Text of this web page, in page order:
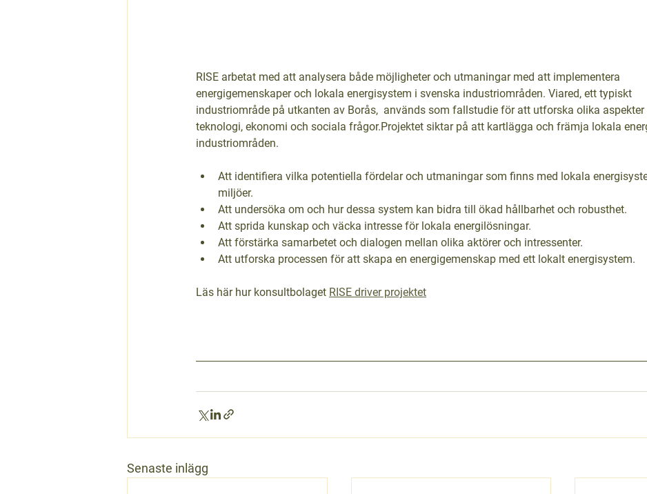
RISE arbetat med att analysera både möjligheter och utmaningar med att implementera
energigemenskaper och lokala energisystem i svenska industriområden. Viared, ett typiskt
industriområde på utkanten av Borås,  används som fallstudie för att utforska olika aspekter
teknologi, ekonomi och sociala frågor.Projektet siktar på att kartlägga och främja lokala
industriområden.
Att identifiera vilka potentiella fördelar och utmaningar som finns med lokala
miljöer.
Att undersöka om och hur dessa system kan bidra till ökad hållbarhet och robusthet.
Att sprida kunskap och väcka intresse för lokala energilösningar.
Att förstärka samarbetet och dialogen mellan olika aktörer och intressenter.
Att utforska processen för att skapa en energigemenskap med ett lokalt energisystem.
Läs här hur konsultbolaget RISE driver projektet
Senaste inlägg